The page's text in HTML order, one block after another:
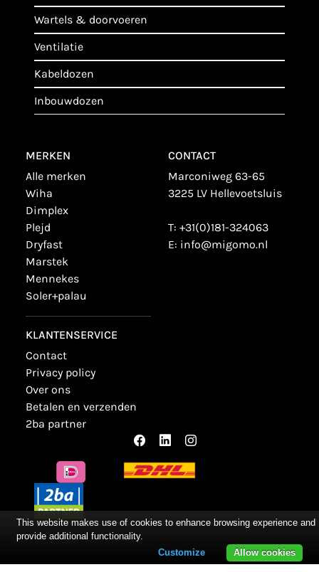
wartels & doorvoeren
ventilatie
kabeldozen
inbouwdozen
MERKEN
alle merken
wiha
dimplex
plejd
dryfast
marstek
mennekes
soler+palau
KLANTENSERVICE
contact
privacy policy
over ons
betalen en verzenden
2ba partner
CONTACT
Marconiweg 63-65
3225 LV Hellevoetsluis
T: +31(0)181-324063
E: info@migomo.nl
This website makes use of cookies to enhance browsing experience and
provide additional functionality.
Allow cookies
Customize